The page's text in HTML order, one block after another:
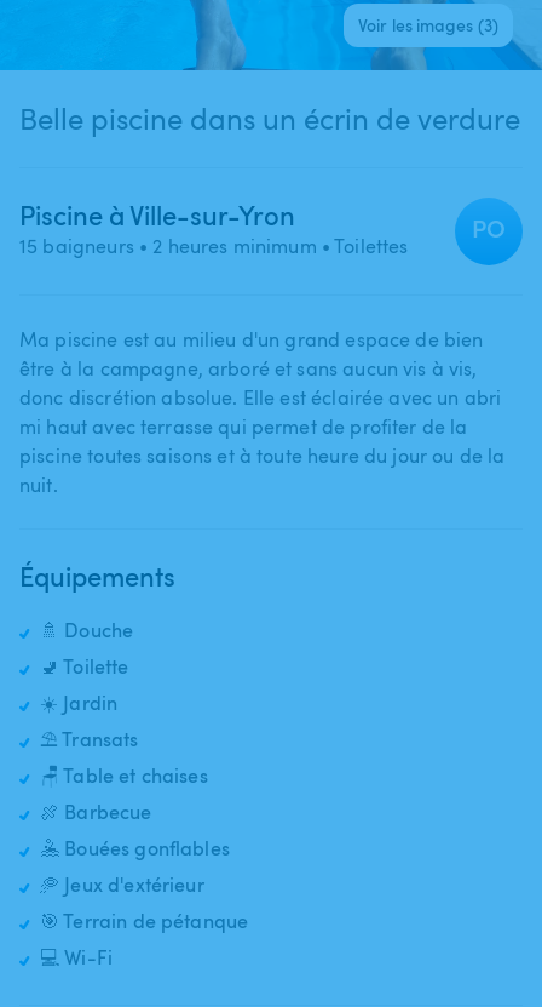
Voir les images (3)
Belle piscine dans un écrin de verdure
Piscine à Ville-sur-Yron
15 baigneurs • 2 heures minimum • Toilettes
PO
Ma piscine est au milieu d'un grand espace de bien
être à la campagne​,​ arboré et sans aucun vis à vis​,​
donc discrétion absolue. Elle est éclairée avec un abri
mi haut avec terrasse qui permet de profiter de la
piscine toutes saisons et à toute heure du jour ou de la
nuit.
Équipements
🚿 Douche
🚽 Toilette
☀️ Jardin
⛱️ Transats
🪑 Table et chaises
🍖 Barbecue
🤽 Bouées gonflables
🥏 Jeux d'extérieur
🎯 Terrain de pétanque
💻 Wi-Fi